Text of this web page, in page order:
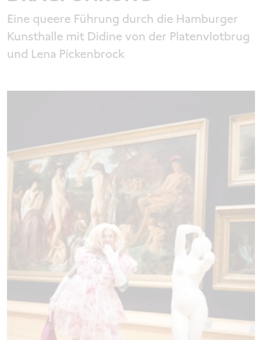
Eine queere Führung durch die Hamburger
Kunsthalle mit Didine von der Platenvlotbrug
und Lena Pickenbrock